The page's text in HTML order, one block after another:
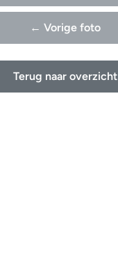
← Vorige foto
Terug naar overzicht